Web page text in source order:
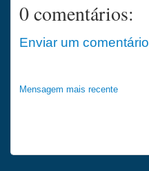
0 comentários:
Enviar um comentário
Mensagem mais recente